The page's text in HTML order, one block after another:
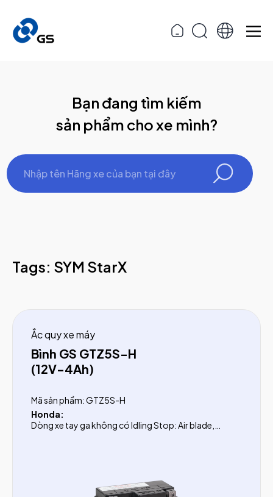
Bạn đang tìm kiếm
sản phẩm cho xe mình?
Tags: SYM StarX
Ắc quy xe máy
Bình GS GTZ5S-H
(12V-4Ah)
Mã sản phẩm: GTZ5S-H
Honda:
Dòng xe tay ga không có Idling Stop: Air blade,
Dòng xe tay ga: Nouvo (1-5), Nozza, Acruzo, Grand
trước 2016, Janus trước 2022, Luvias, Cuxi, Latte